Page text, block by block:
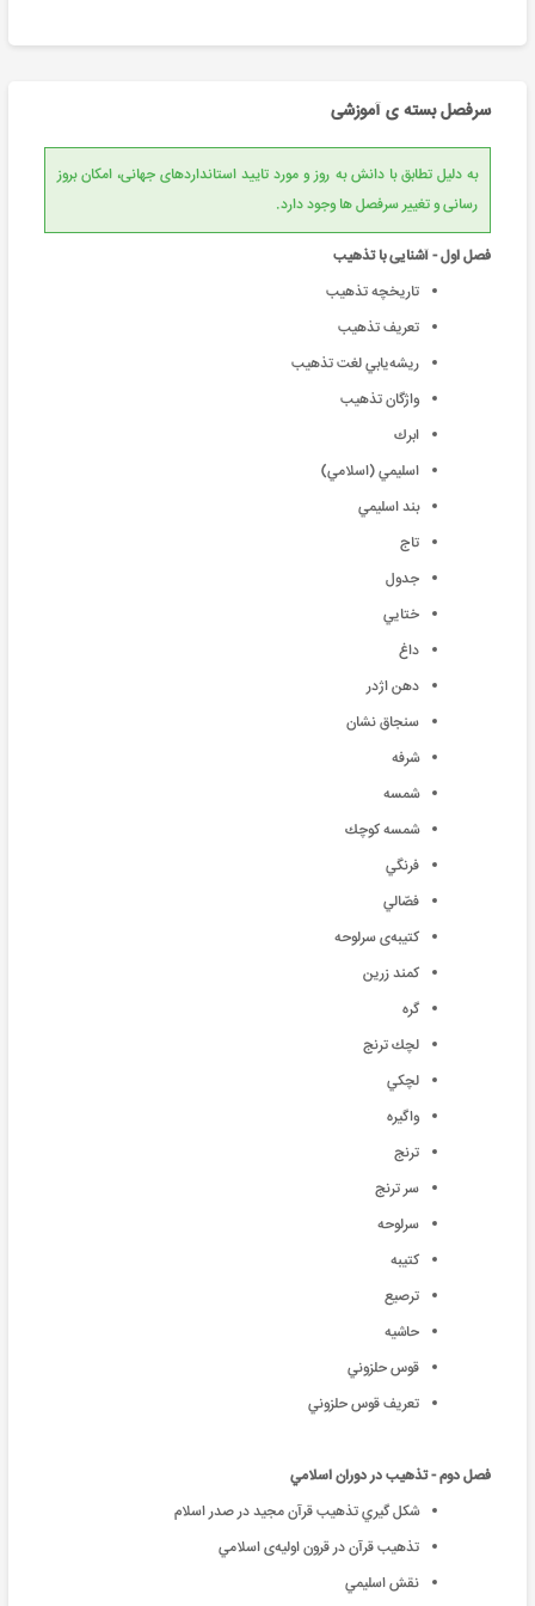
سرفصل بسته ی آموزشی
به دلیل تطابق با دانش به روز و مورد تایید استانداردهای جهانی، امکان بروز
رسانی و تغییر سرفصل ها وجود دارد.
فصل اول - آشنایی با تذهیب
تاريخچه تذهیب
تعريف تذهيب
ريشه‌يابي لغت تذهيب
واژگان تذهیب
ابرك
اسليمي (اسلامي)
بند اسليمي
تاج
جدول
ختايي
داغ
دهن اژدر
سنجاق نشان
شرفه
شمسه
شمسه كوچك
فرنگي
فصّالي
كتيبه‌ی سرلوحه
كمند زرين
گره
لچك ترنج
لچكي
واگيره
ترنج
سر ترنج
سرلوحه
كتيبه
ترصيع
حاشيه
قوس حلزوني
تعريف قوس حلزوني
فصل دوم - تذهيب در دوران اسلامي
شکل گيري تذهيب قرآن مجيد در صدر اسلام
تذهيب قرآن در قرون اوليه‌ی اسلامي
نقش اسليمي